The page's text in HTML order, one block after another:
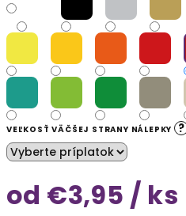
VEĽKOSŤ VÄČŠEJ STRANY NÁLEPKY ?
od €3,95 / ks